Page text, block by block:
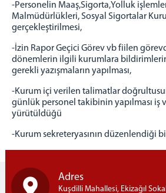
Emanet Eşya Yönetmelik
GÖRÜŞ PROGRAMLARI
Telefon Görüş Günleri
Açık - Kapalı Görüş Programı
PERSONEL
ADALET KART
PAROLA İŞLEMLERİ
UYAP E POSTA
MEDSİS MERKEZİ DEĞERLENDİRME
-Personelin Maaş,Sigorta,Yolluk
Malmüdürlükleri, Sosyal Sigortalar
gerçekleştirilmesi,
-İzin Rapor Geçici Görev vb fiilen
dönemlerin ilgili kurumlara bildirimlerin
gerekli yazışmaların yapılması,
-Kurum içi verilen talimatlar
günlük personel takibinin yapılması iş
yürütüldüğü
-Kurum sekreteryasının düzenlendiği
Adres
Kuşdilli Mahallesi, Ekizağıl